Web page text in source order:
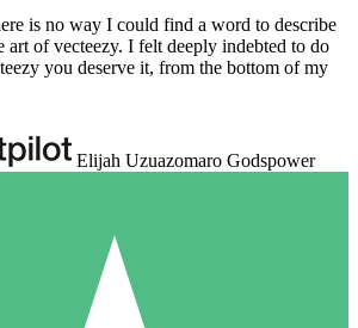
is no way I could find a word to describe
art of vecteezy. I felt deeply indebted to do
you deserve it, from the bottom of my
Elijah Uzuazomaro Godspower